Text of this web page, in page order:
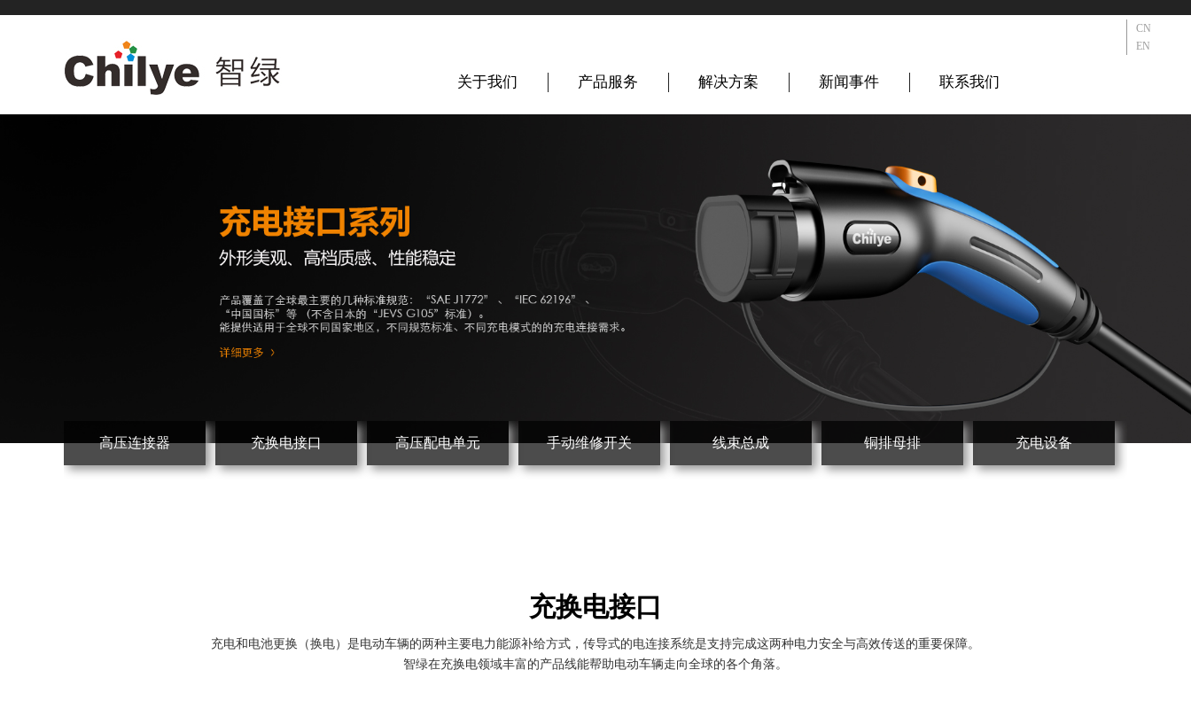
关于我们 产品服务 解决方案 新闻事件 联系我们
CN
EN
高压连接器 充换电接口 高压配电单元 手动维修开关 线束总成 铜排母排 充电设备
充换电接口
充电和电池更换（换电）是电动车辆的两种主要电力能源补给方式，传导式的电连接系统是支持完成这两种电力安全与高效传送的重要保障。
智绿在充换电领域丰富的产品线能帮助电动车辆走向全球的各个角落。